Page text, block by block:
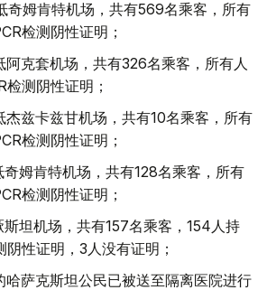
奇姆肯特机场，共有569名乘客，所有
检测阴性证明；
克套机场，共有326名乘客，所有人
测阴性证明；
兹卡兹甘机场，共有10名乘客，所有
检测阴性证明；
姆肯特机场，共有128名乘客，所有
检测阴性证明；
坦机场，共有157名乘客，154人持
性证明，3人没有证明；
哈萨克斯坦公民已被送至隔离医院进行